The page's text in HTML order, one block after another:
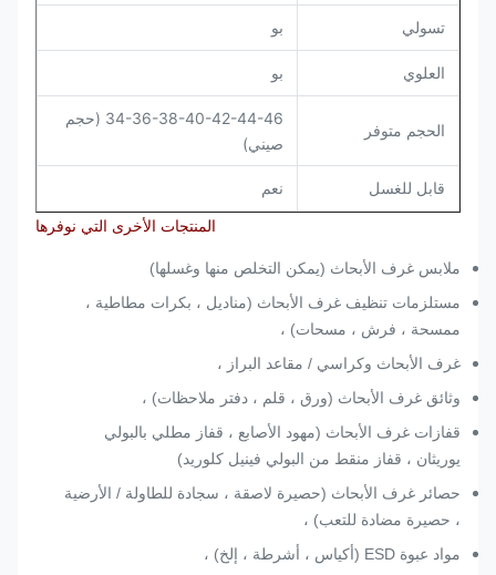
تسولي بو
العلوي بو
الحجم متوفر
34-36-38-40-42-44-46 (حجم
صيني)
قابل للغسل نعم
المنتجات الأخرى التي نوفرها
ملابس غرف الأبحاث (يمكن التخلص منها وغسلها)
مستلزمات تنظيف غرف الأبحاث (مناديل ، بكرات مطاطية ،
ممسحة ، فرش ، مسحات) ،
غرف الأبحاث وكراسي / مقاعد البراز ،
وثائق غرف الأبحاث (ورق ، قلم ، دفتر ملاحظات) ،
قفازات غرف الأبحاث (مهود الأصابع ، قفاز مطلي بالبولي
يوريثان ، قفاز منقط من البولي فينيل كلوريد)
حصائر غرف الأبحاث (حصيرة لاصقة ، سجادة للطاولة / الأرضية
، حصيرة مضادة للتعب) ،
مواد عبوة ESD (أكياس ، أشرطة ، إلخ) ،